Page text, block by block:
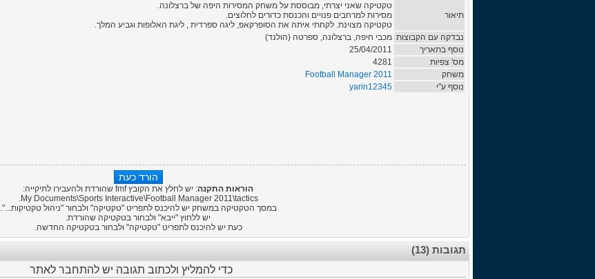
תיאור
טקטיקה שאני יצרתי, מבוססת על משחק המסירות היפה של ברצלונה.
מסירות למרחבים פנויים והכנסת כדורים לחלוצים.
טקטיקה מצוינת. לקחתי איתה את הסופרקאפ, ליגה ספרדית , ליגת האלופות וגביע המלך.
נבדקה עם הקבוצות מכבי חיפה, ברצלונה, ספרטה (הולנד)
נוסף בתאריך
25/04/2011
מס' צפיות
4281
משחק
Football Manager 2011
נוסף ע"י
yarin12345
הוראות התקנה: יש לחלץ את הקובץ fmf שהורדת ולהעבירו לתיקייה:
My Documents\Sports Interactive\Football Manager 2011\tactics.
במסך הטקטיקה במשחק יש להיכנס לתפריט "טקטיקה" ולבחור "ניהול טקטיקות...".
יש ללחוץ "ייבא" ולבחור בטקטיקה שהורדת.
כעת יש להיכנס לתפריט "טקטיקה" ולבחור בטקטיקה החדשה.
תגובות (13)
כדי להמליץ ולכתוב תגובה יש להתחבר לאתר